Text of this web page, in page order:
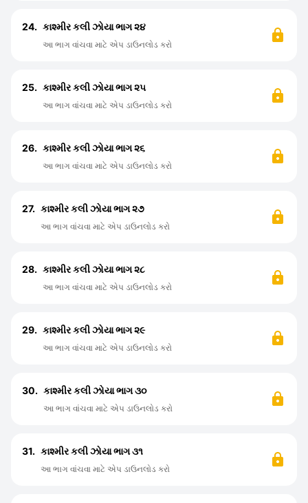
24. કાશ્મીર કલી ઝોયા ભાગ ૨૪
આ ભાગ વાંચવા માટે એપ ડાઉનલોડ કરો
25. કાશ્મીર કલી ઝોયા ભાગ ૨૫
આ ભાગ વાંચવા માટે એપ ડાઉનલોડ કરો
26. કાશ્મીર કલી ઝોયા ભાગ ૨૬
આ ભાગ વાંચવા માટે એપ ડાઉનલોડ કરો
27. કાશ્મીર કલી ઝોયા ભાગ ૨૭
આ ભાગ વાંચવા માટે એપ ડાઉનલોડ કરો
28. કાશ્મીર કલી ઝોયા ભાગ ૨૮
આ ભાગ વાંચવા માટે એપ ડાઉનલોડ કરો
29. કાશ્મીર કલી ઝોયા ભાગ ૨૯
આ ભાગ વાંચવા માટે એપ ડાઉનલોડ કરો
30. કાશ્મીર કલી ઝોયા ભાગ ૩૦
આ ભાગ વાંચવા માટે એપ ડાઉનલોડ કરો
31. કાશ્મીર કલી ઝોયા ભાગ ૩૧
આ ભાગ વાંચવા માટે એપ ડાઉનલોડ કરો